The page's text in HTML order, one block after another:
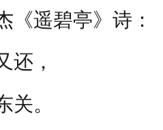
《遥碧亭》诗：
还，
关。